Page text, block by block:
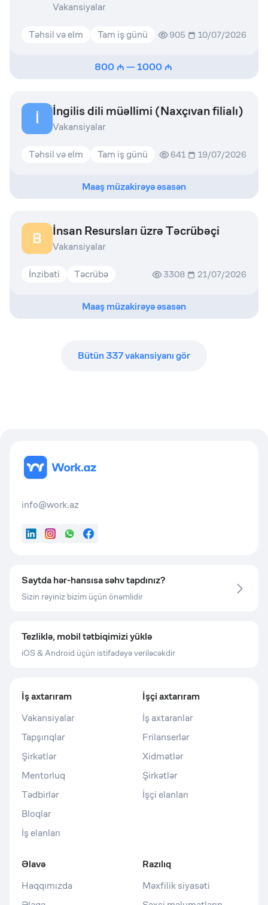
Vakansiyalar
Təhsil və elm Tam iş günü 905 10/07/2026
800 —1000
İ İngilis dili müəllimi (Naxçıvan filialı)
Vakansiyalar
Təhsil və elm Tam iş günü 641 19/07/2026
Maaş müzakirəyə əsasən
B İnsan Resursları üzrə Təcrübəçi
Vakansiyalar
İnzibati Təcrübə 3308 21/07/2026
Maaş müzakirəyə əsasən
Bütün337vakansiyanı gör
info@work.az
LinkedInInstagram
WhatsApp
Facebook
Saytda hər-hansısa səhv tapdınız?
Sizin rəyiniz bizim üçün önəmlidir
Tezliklə, mobil tətbiqimizi yüklə
iOS & Android üçün istifadəyə veriləcəkdir
İş axtarıram
Vakansiyalar
Tapşırıqlar
Şirkətlər
Mentorluq
Tədbirlər
Bloqlar
İş elanları
İşçi axtarıram
İş axtaranlar
Frilanserlər
Xidmətlər
Şirkətlər
İşçi elanları
Əlavə
Haqqımızda
Razılıq
Məxfilik siyasəti